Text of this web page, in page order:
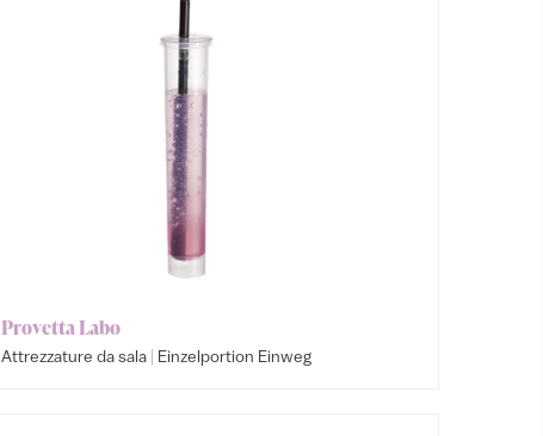
Provetta Labo
Attrezzature da sala | Einzelportion Einweg